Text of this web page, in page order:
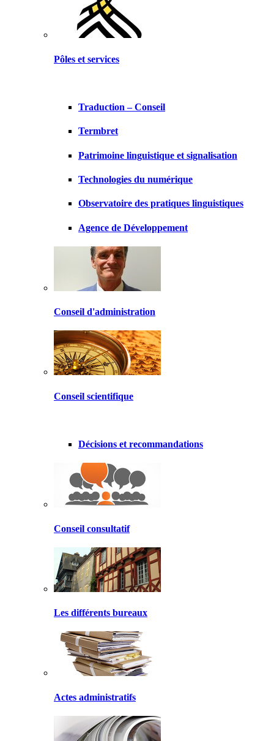
Pôles et services
Traduction – Conseil
Termbret
Patrimoine linguistique et signalisation
Technologies du numérique
Observatoire des pratiques linguistiques
Agence de Développement
Conseil d'administration
Conseil scientifique
Décisions et recommandations
Conseil consultatif
Les différents bureaux
Actes administratifs